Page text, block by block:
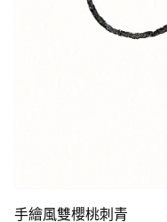
手繪風雙櫻桃刺青